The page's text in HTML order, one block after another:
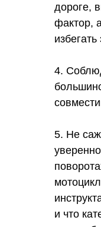
дороге,
фактор,
4.
5. Не
и что